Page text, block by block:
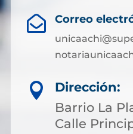
 Correo

Dirección:
Barrio La
Calle